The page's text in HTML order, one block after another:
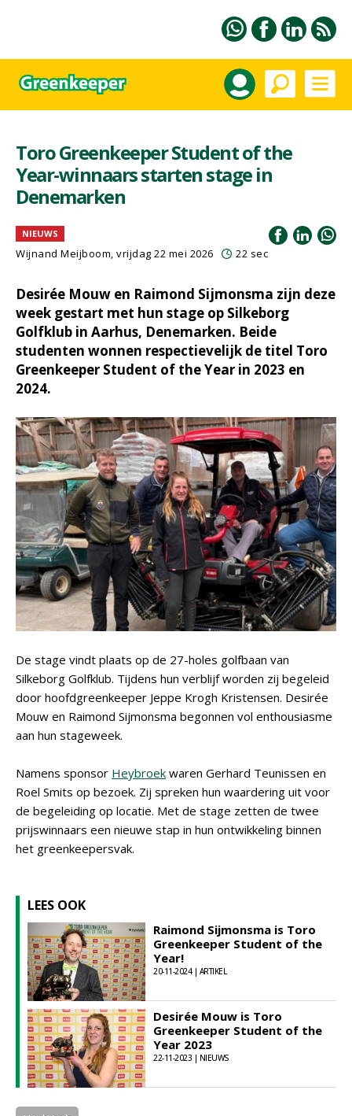
Toro Greenkeeper Student of the
Year-winnaars starten stage in
Denemarken
NIEUWS
Wijnand Meijboom, vrijdag 22 mei 2026 22 sec
Desirée Mouw en Raimond Sijmonsma zijn deze
week gestart met hun stage op Silkeborg
Golfklub in Aarhus, Denemarken. Beide
studenten wonnen respectievelijk de titel Toro
Greenkeeper Student of the Year in 2023 en
2024.
De stage vindt plaats op de 27-holes golfbaan van
Silkeborg Golfklub. Tijdens hun verblijf worden zij begeleid
door hoofdgreenkeeper Jeppe Krogh Kristensen. Desirée
Mouw en Raimond Sijmonsma begonnen vol enthousiasme
aan hun stageweek.
Namens sponsor Heybroek waren Gerhard Teunissen en
Roel Smits op bezoek. Zij spreken hun waardering uit voor
de begeleiding op locatie. Met de stage zetten de twee
prijswinnaars een nieuwe stap in hun ontwikkeling binnen
het greenkeepersvak.
LEES OOK
Raimond Sijmonsma is Toro
Greenkeeper Student of the
Year!
20-11-2024 | ARTIKEL
Desirée Mouw is Toro
Greenkeeper Student of the
Year 2023
22-11-2023 | NIEUWS